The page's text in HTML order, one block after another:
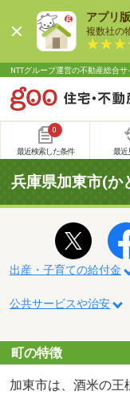
アプリ
複数社の
NTTグループ運営の不動産総合
0
最近検索した条件 最近
兵庫県加東市(か
出産・子育ての給付金
公共サービスや治安
町の特徴
加東市は、酒米の